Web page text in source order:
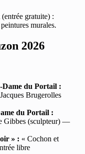
(entrée gratuite) :
murales.
2026
du Portail :
Brugerolles
du Portail :
Gibbes (sculpteur) —
» : « Cochon et
libre